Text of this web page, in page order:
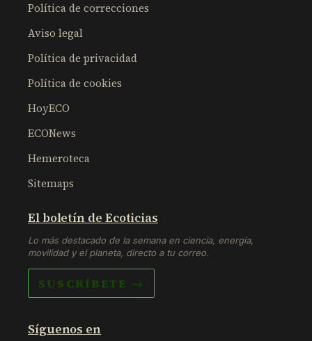
Política de correcciones
Aviso legal
Política de privacidad
Política de cookies
HoyECO
ECONews
Hemeroteca
Sitemaps
El boletín de Ecoticias
Lo más destacado de la semana en ciencia, energía,
movilidad y el planeta, directo a tu correo.
SUSCRÍBETE →
Síguenos en